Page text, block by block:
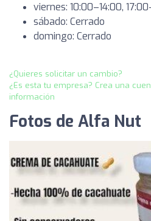
viernes: 10:00–14:00,
sábado: Cerrado
domingo: Cerrado
¿Quieres solicitar un cambio?
¿Es esta tu empresa? Crea una
información
Fotos de Alfa Nut